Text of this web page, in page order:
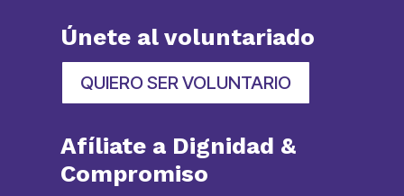
Únete al voluntariado
QUIERO SER VOLUNTARIO
Afíliate a Dignidad &
Compromiso